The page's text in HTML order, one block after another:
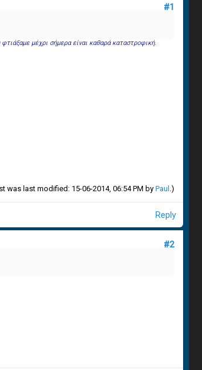
#1
μέχρι σήμερα είναι καθαρά καταστροφική.
was last modified: 15-06-2014, 06:54 PM by Paul .)
Reply
#2